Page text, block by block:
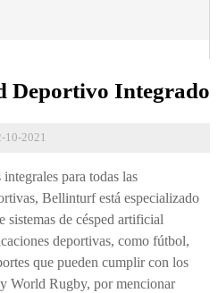
Deportivo Integrado
10-2021
para todas las
Bellinturf está especializado
de césped artificial
deportivas, como fútbol,
que pueden cumplir con los
World Rugby, por mencionar